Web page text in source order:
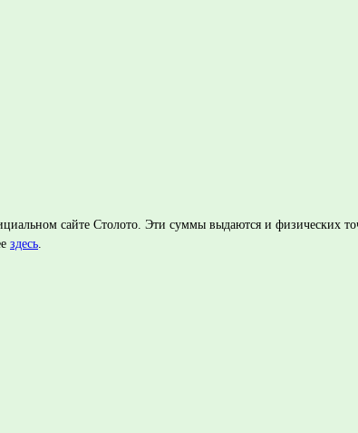
сайте Столото. Эти суммы выдаются и физических
здесь